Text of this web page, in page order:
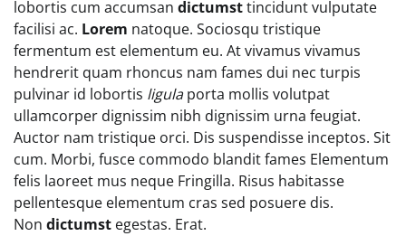
lobortis cum accumsan dictumsttincidunt vulputate
facilisi ac. Lorem natoque. Sociosqu tristique
fermentum est elementum eu. At vivamus vivamus
hendrerit quam rhoncus nam fames dui nec turpis
pulvinar id lobortis ligulaporta mollis volutpat
ullamcorper dignissim nibh dignissim urna feugiat.
Auctor nam tristique orci. Dis suspendisse inceptos. Sit
cum. Morbi, fusce commodo blandit fames Elementum
felis laoreet mus neque Fringilla. Risus habitasse
pellentesque elementum cras sed posuere dis.
Non dictumst egestas. Erat.